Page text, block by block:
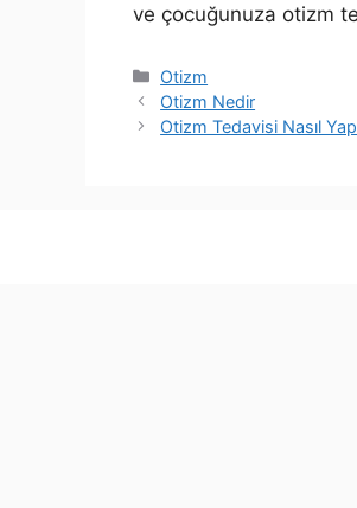
ve çocuğunuza otizm
Kategoriler
Otizm
Otizm Nedir
Otizm Tedavisi Nasıl